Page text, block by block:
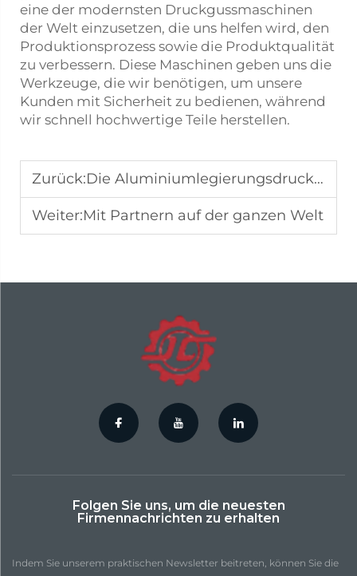
eine der modernsten Druckgussmaschinen
der Welt einzusetzen, die uns helfen wird, den
Produktionsprozess sowie die Produktqualität
zu verbessern. Diese Maschinen geben uns die
Werkzeuge, die wir benötigen, um unsere
Kunden mit Sicherheit zu bedienen, während
wir schnell hochwertige Teile herstellen.
Zurück:Die Aluminiumlegierungsdruckgießerei mit der meisten nationalen und internationalen Zusammenarbeit bekannter Marken
Weiter:Mit Partnern auf der ganzen Welt
Folgen Sie uns, um die neuesten
Firmennachrichten zu erhalten
Indem Sie unserem praktischen Newsletter beitreten, können Sie die